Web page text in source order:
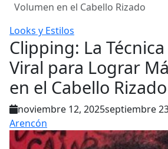
Volumen en el Cabello Rizado
Looks y Estilos
Clipping: La
Viral para Lograr
en el Cabello Rizado
noviembre 12, 2025septiembre
Arencón